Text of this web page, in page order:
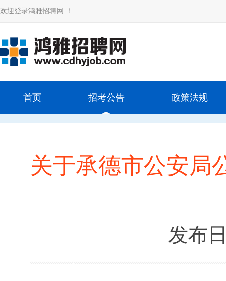
欢迎登录鸿雅招聘网 ！
首页 招考公告 政策法规
关于承德市公安局
发布